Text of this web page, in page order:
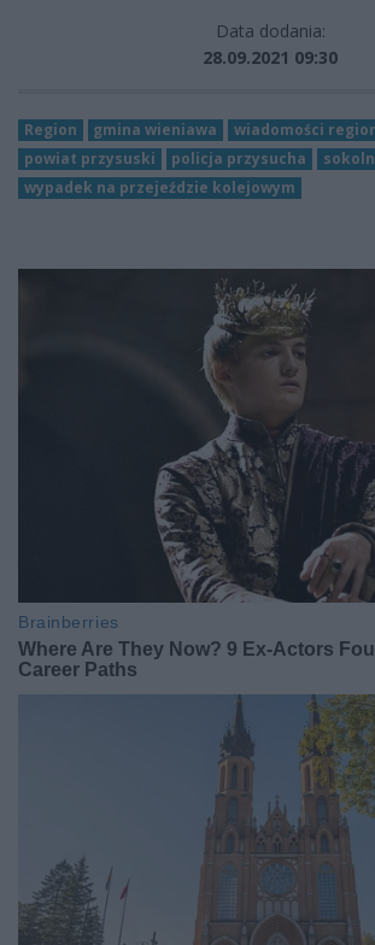
Data dodania:
28.09.2021 09:30
Region gmina wieniawa wiadomości
powiat przysuski
policja przysucha
wypadek na przejeździe kolejowym